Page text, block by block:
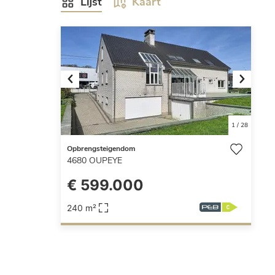
Previous Next
1/ 28
Opbrengsteigendom
4680 OUPEYE
€ 599.000
240 m²